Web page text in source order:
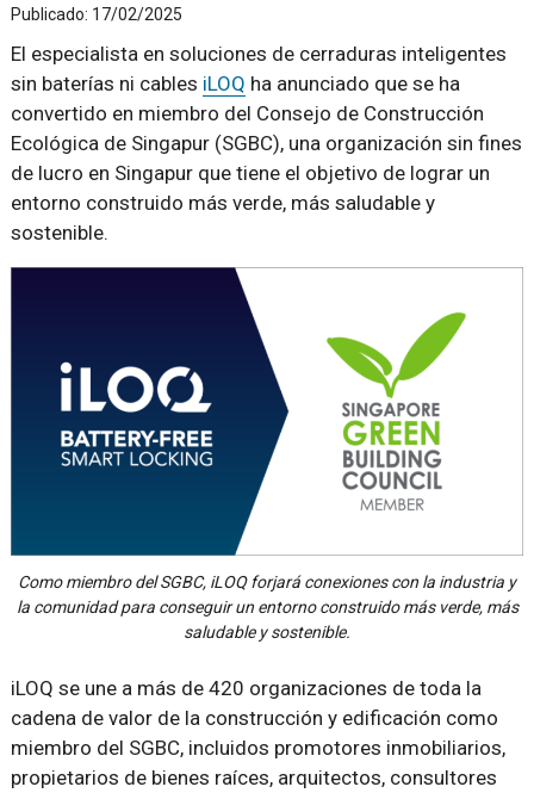
Publicado: 17/02/2025
El especialista en soluciones de cerraduras inteligentes
sin baterías ni cables iLOQ ha anunciado que se ha
convertido en miembro del Consejo de Construcción
Ecológica de Singapur (SGBC), una organización sin fines
de lucro en Singapur que tiene el objetivo de lograr un
entorno construido más verde, más saludable y
sostenible.
Como miembro del SGBC, iLOQ forjará conexiones con la industria y
la comunidad para conseguir un entorno construido más verde, más
saludable y sostenible.
iLOQ se une a más de 420 organizaciones de toda la
cadena de valor de la construcción y edificación como
miembro del SGBC, incluidos promotores inmobiliarios,
propietarios de bienes raíces, arquitectos, consultores